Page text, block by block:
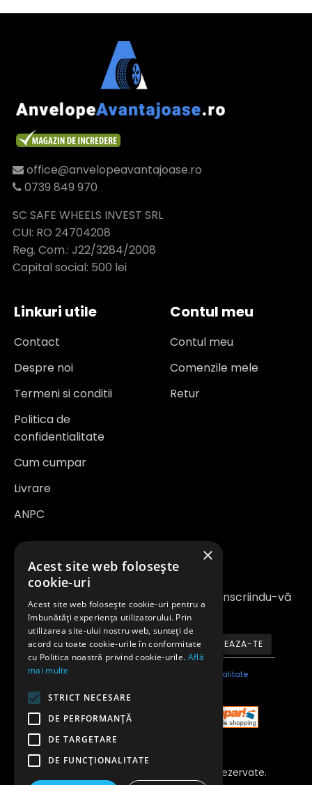
office@anvelopeavantajoase.ro
0739 849 970
SC SAFE WHEELS INVEST SRL
CUI: RO 24704208
Reg. Com.: J22/3284/2008
Capital social: 500 lei
Linkuri utile
Contact
Despre noi
Termeni si conditii
Politica de
confidentialitate
Cum cumpar
Livrare
ANPC
Contul meu
Contul meu
Comenzile mele
Retur
Newsletter
Fiți la curent cu noutățile și promoțiile înscriindu-vă
la newsletter-ul nostru
ABONEAZA-TE
Am citit şi sunt de acord cu Politica de confidentialitate
Copyright 2023 © Toate Drepturile Rezervate.
×
Acest site web folosește
cookie-uri
Acest site web folosește cookie-uri pentru a
îmbunătăți experiența utilizatorului. Prin
utilizarea site-ului nostru web, sunteți de
acord cu toate cookie-urile în conformitate
cu Politica noastră privind cookie-urile. Află
mai multe
STRICT NECESARE
DE PERFORMANȚĂ
DE TARGETARE
DE FUNCŢIONALITATE